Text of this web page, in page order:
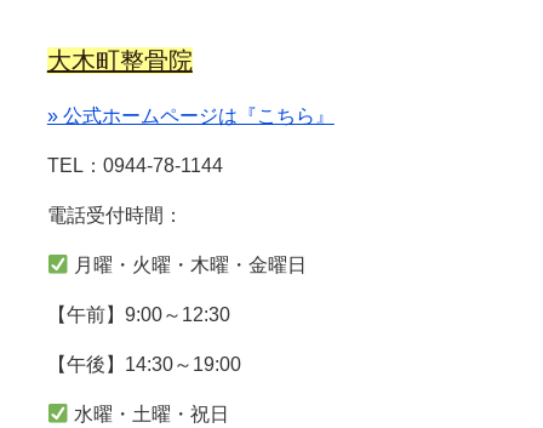
大木町整骨院
» 公式ホームページは『こちら』
TEL：0944-78-1144
電話受付時間：
月曜・火曜・木曜・金曜日
【午前】9:00～12:30
【午後】14:30～19:00
水曜・土曜・祝日